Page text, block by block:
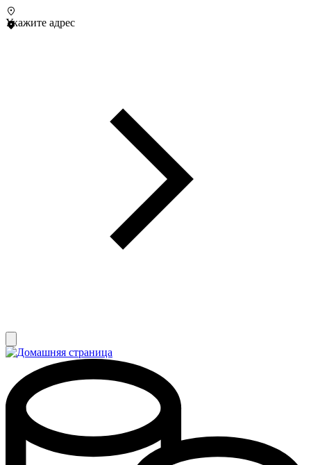
Укажите адрес